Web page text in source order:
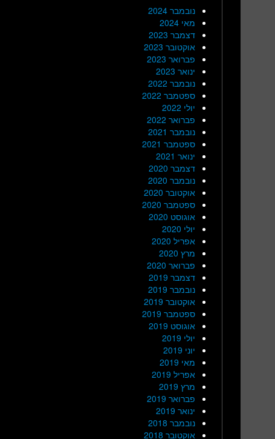
נובמבר 2024
מאי 2024
דצמבר 2023
אוקטובר 2023
פברואר 2023
ינואר 2023
נובמבר 2022
ספטמבר 2022
יולי 2022
פברואר 2022
נובמבר 2021
ספטמבר 2021
ינואר 2021
דצמבר 2020
נובמבר 2020
אוקטובר 2020
ספטמבר 2020
אוגוסט 2020
יולי 2020
אפריל 2020
מרץ 2020
פברואר 2020
דצמבר 2019
נובמבר 2019
אוקטובר 2019
ספטמבר 2019
אוגוסט 2019
יולי 2019
יוני 2019
מאי 2019
אפריל 2019
מרץ 2019
פברואר 2019
ינואר 2019
נובמבר 2018
אוקטובר 2018